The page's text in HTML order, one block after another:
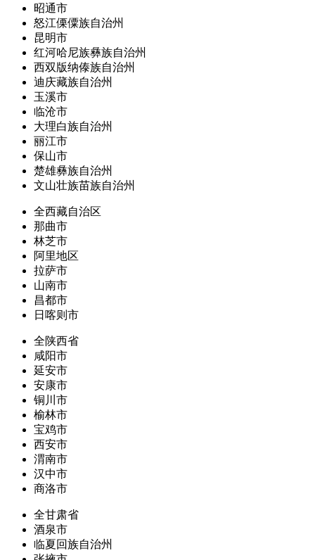
昭通市
怒江傈僳族自治州
昆明市
红河哈尼族彝族自治州
西双版纳傣族自治州
迪庆藏族自治州
玉溪市
临沧市
大理白族自治州
丽江市
保山市
楚雄彝族自治州
文山壮族苗族自治州
全西藏自治区
那曲市
林芝市
阿里地区
拉萨市
山南市
昌都市
日喀则市
全陕西省
咸阳市
延安市
安康市
铜川市
榆林市
宝鸡市
西安市
渭南市
汉中市
商洛市
全甘肃省
酒泉市
临夏回族自治州